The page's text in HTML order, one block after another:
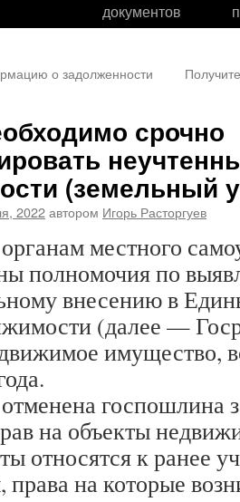
документов
о задолженности
срочно
(земельный
2022автором Игорь Расторгуев
местного
полномочия по
внесению в
(далее —
имущество,
госпошлина
на объекты
относятся к ранее
на которые